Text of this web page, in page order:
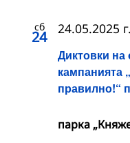
сб
24
Диктовки на
кампанията
правилно!“
24.05.2025
парка